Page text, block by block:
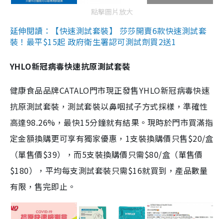
點擊圖片放大
延伸閱讀：【快速測試套裝】 莎莎開賣6款快速測試套
裝！最平$15起 政府衛生署認可測試劑買2送1
YHLO新冠病毒快速抗原測試套裝
健康食品品牌CATALO門市現正發售YHLO新冠病毒快速
抗原測試套裝，測試套裝以鼻咽拭子方式採樣，準確性
高達98.26%，最快15分鐘就有結果。現時於門市買滿指
定金額換購更可享有獨家優惠，1支裝換購價只售$20/盒
（單售價$39），而5支裝換購價只需$80/盒（單售價
$180），平均每支測試套裝只需$16就買到，產品數量
有限，售完即止。